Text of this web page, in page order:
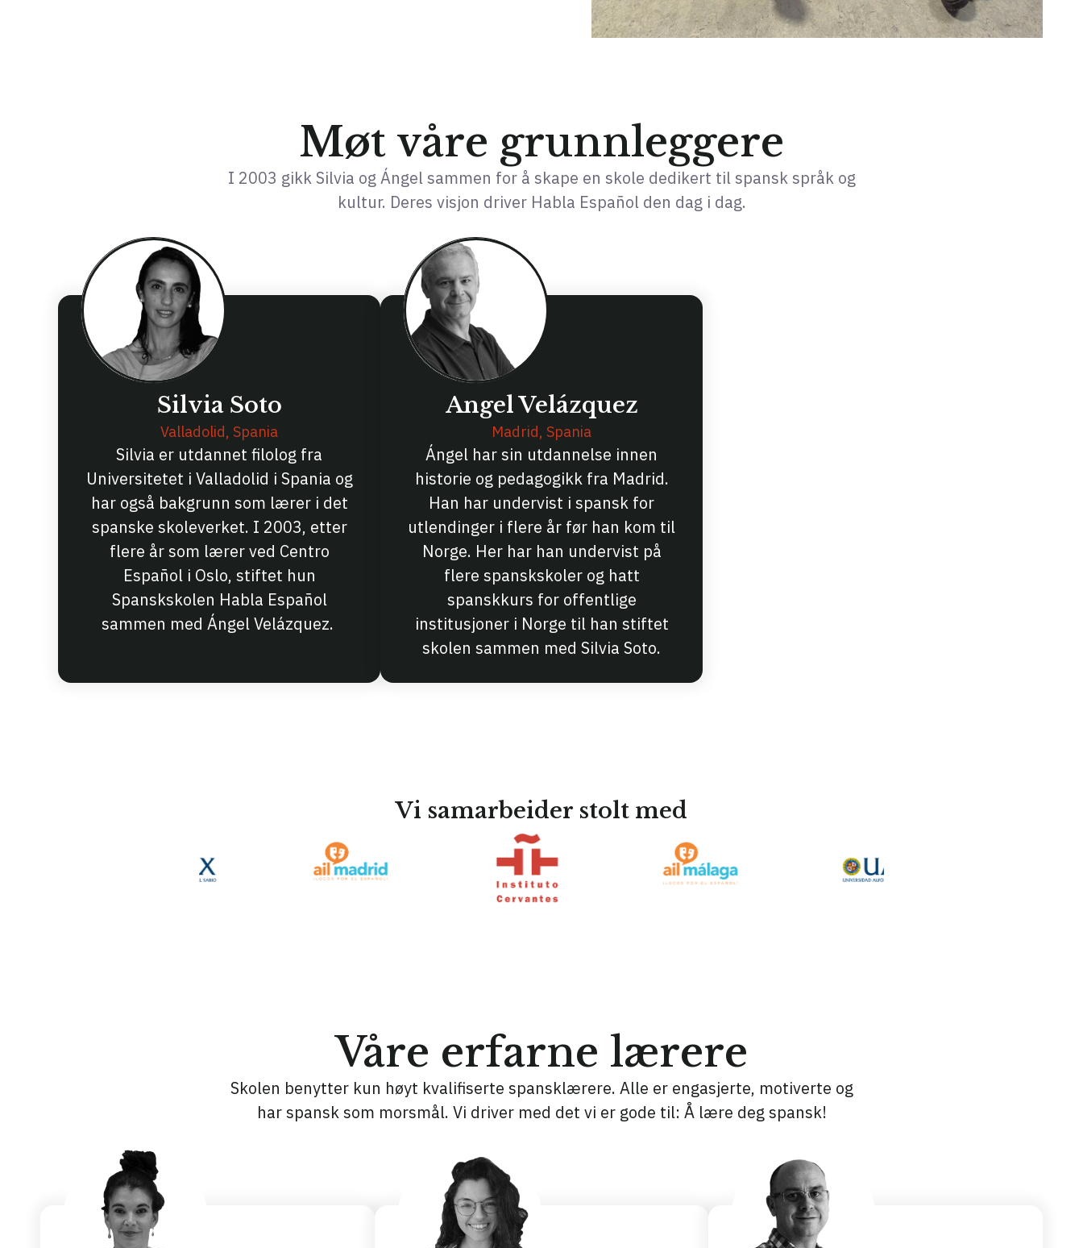
Møt våre grunnleggere
I 2003 gikk Silvia og Ángel sammen for å skape en skole dedikert til spansk språk og
kultur. Deres visjon driver Habla Español den dag i dag.
Silvia Soto
Valladolid, Spania
Silvia er utdannet filolog fra
Universitetet i Valladolid i Spania og
har også bakgrunn som lærer i det
spanske skoleverket. I 2003, etter
flere år som lærer ved Centro
Español i Oslo, stiftet hun
Spanskskolen Habla Español
sammen med Ángel Velázquez.
Angel Velázquez
Madrid, Spania
Ángel har sin utdannelse innen
historie og pedagogikk fra Madrid.
Han har undervist i spansk for
utlendinger i flere år før han kom til
Norge. Her har han undervist på
flere spanskskoler og hatt
spanskkurs for offentlige
institusjoner i Norge til han stiftet
skolen sammen med Silvia Soto.
Vi samarbeider stolt med
Våre erfarne lærere
Skolen benytter kun høyt kvalifiserte spansklærere. Alle er engasjerte, motiverte og
har spansk som morsmål. Vi driver med det vi er gode til: Å lære deg spansk!